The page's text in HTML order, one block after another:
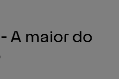
A maior do